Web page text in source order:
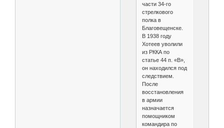
части 34-го
стрелкового
полка в
Благовещенске.
В 1938 году
Хотеев уволили
из РККА по
статье 44 п. «В»,
он находился под
следствием.
После
восстановления
в армии
назначается
помощником
командира по